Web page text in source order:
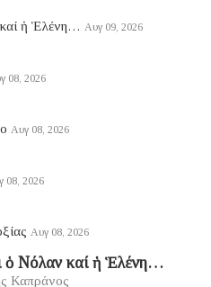
ἡ Ἑλένη… Αυγ 09, 2026
08, 2026
Αυγ 08, 2026
08, 2026
Αυγ 08, 2026
ὁ Νόλαν καί ἡ Ἑλένη…
Καπράνος